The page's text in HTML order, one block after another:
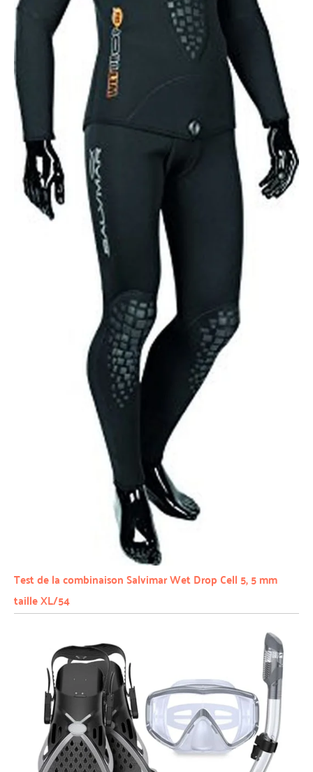
Test de la combinaison Salvimar Wet Drop Cell 5, 5 mm
taille XL/54